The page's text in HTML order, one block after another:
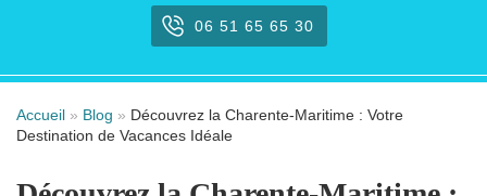
06 51 65 65 30
Accueil » Blog » Découvrez la Charente-Maritime : Votre
Destination de Vacances Idéale